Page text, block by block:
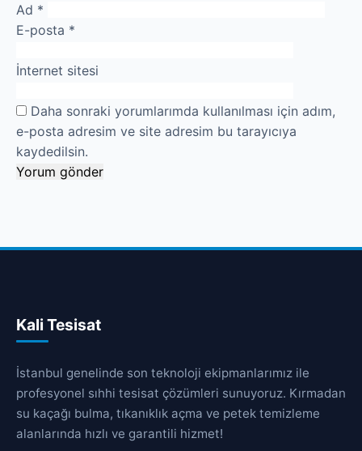
Ad *
E-posta *
İnternet sitesi
Daha sonraki yorumlarımda kullanılması için adım,
e-posta adresim ve site adresim bu tarayıcıya
kaydedilsin.
Kali Tesisat
İstanbul genelinde son teknoloji ekipmanlarımız ile
profesyonel sıhhi tesisat çözümleri sunuyoruz. Kırmadan
su kaçağı bulma, tıkanıklık açma ve petek temizleme
alanlarında hızlı ve garantili hizmet!